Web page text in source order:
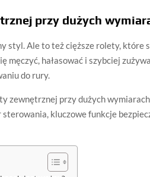
przy dużych
styl. Ale to też cięższe rolety, które
męczyć, hałasować i szybciej
do rury.
zewnętrznej przy dużych wymiarach
kluczowe funkcje